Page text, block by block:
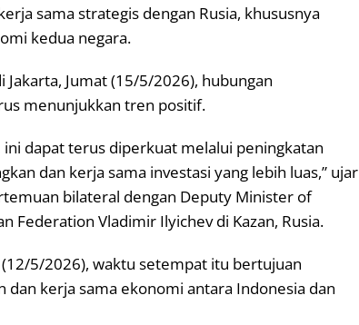
sama strategis dengan Rusia, khususnya
kedua negara.
Jumat (15/5/2026), hubungan
menunjukkan tren positif.
dapat terus diperkuat melalui peningkatan
dan kerja sama investasi yang lebih luas,” ujar
bilateral dengan Deputy Minister of
Federation Vladimir Ilyichev di Kazan, Rusia.
5/2026), waktu setempat itu bertujuan
kerja sama ekonomi antara Indonesia dan